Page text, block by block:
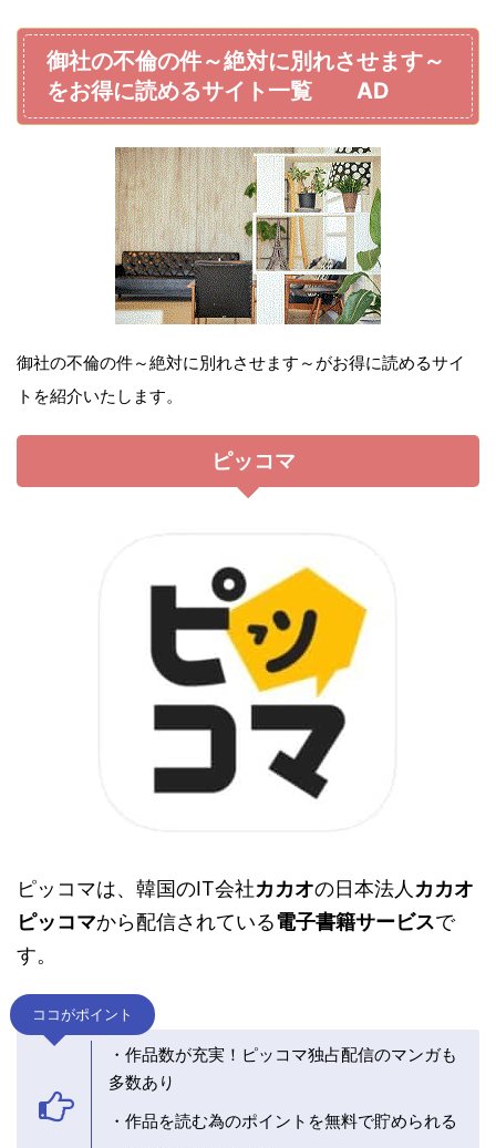
御社の不倫の件～絶対に別れさせます～
をお得に読めるサイト一覧 AD
御社の不倫の件～絶対に別れさせます～がお得に読めるサイ
トを紹介いたします。
ピッコマ
ピッコマは、韓国のIT会社カカオの日本法人 カカオ
ピッコマから配信されている電子書籍サービスで
す。
ココがポイント
・作品数が充実！ピッコマ独占配信のマンガも
多数あり
・作品を読む為のポイントを無料で貯められる